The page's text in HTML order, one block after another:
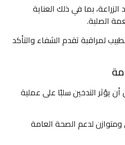
الزراعة، بما في ذلك العناية
الصلبة.
لمراقبة تقدم الشفاء والتأكد
يؤثر التدخين سلبًا على عملية
لدعم الصحة العامة